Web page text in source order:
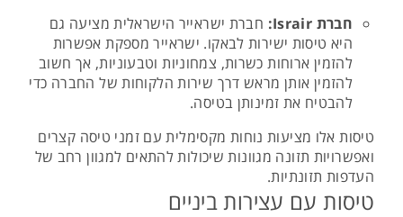
חברת Israir:
חברת ישראייר הישראלית מציעה גם
היא טיסות ישירות לבאקו. ישראייר מספקת אפשרות
להזמין ארוחות כשרות, צמחוניות וטבעוניות, אך חשוב
להזמין אותן מראש דרך שירות הלקוחות של החברה כדי
להבטיח את זמינותן בטיסה​.
טיסות אלו מציעות נוחות מקסימלית עם זמני טיסה קצרים
ואפשרויות תזונה מגוונות שיכולות להתאים למגוון רחב של
העדפות תזונתיות.
טיסות עם עצירות ביניים